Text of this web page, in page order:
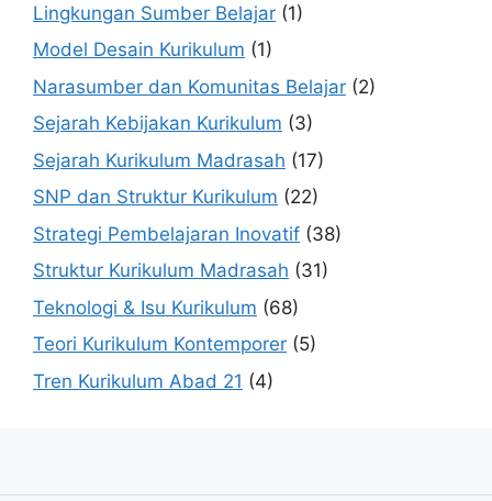
Lingkungan Sumber Belajar (1)
Model Desain Kurikulum (1)
Narasumber dan Komunitas Belajar (2)
Sejarah Kebijakan Kurikulum (3)
Sejarah Kurikulum Madrasah (17)
SNP dan Struktur Kurikulum (22)
Strategi Pembelajaran Inovatif (38)
Struktur Kurikulum Madrasah (31)
Teknologi & Isu Kurikulum (68)
Teori Kurikulum Kontemporer (5)
Tren Kurikulum Abad 21 (4)